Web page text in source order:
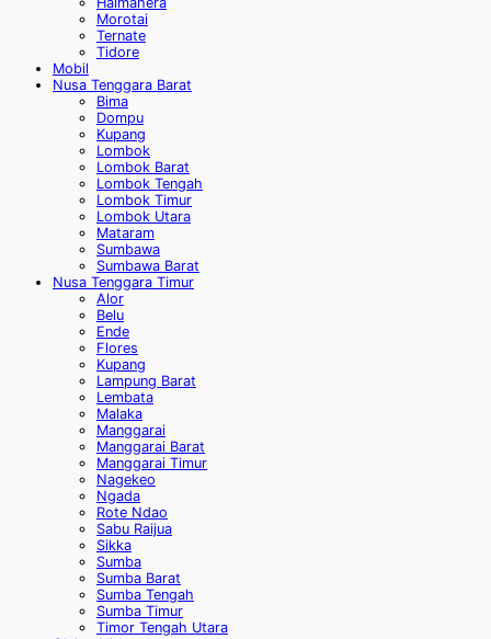
Morotai
Ternate
Tidore
Mobil
Nusa Tenggara Barat
Bima
Dompu
Kupang
Lombok
Lombok Barat
Lombok Tengah
Lombok Timur
Lombok Utara
Mataram
Sumbawa
Sumbawa Barat
Nusa Tenggara Timur
Alor
Belu
Ende
Flores
Kupang
Lampung Barat
Lembata
Malaka
Manggarai
Manggarai Barat
Manggarai Timur
Nagekeo
Ngada
Rote Ndao
Sabu Raijua
Sikka
Sumba
Sumba Barat
Sumba Tengah
Sumba Timur
Timor Tengah Utara